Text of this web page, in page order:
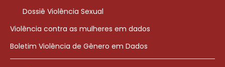
Dossiê Violência Sexual
Violência contra as mulheres em dados
Boletim Violência de Gênero em Dados